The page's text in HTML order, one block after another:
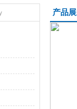
产品